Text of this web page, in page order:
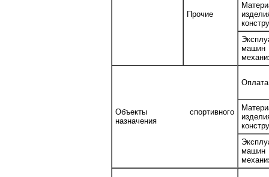
Прочие
Объекты спортивного
назначения